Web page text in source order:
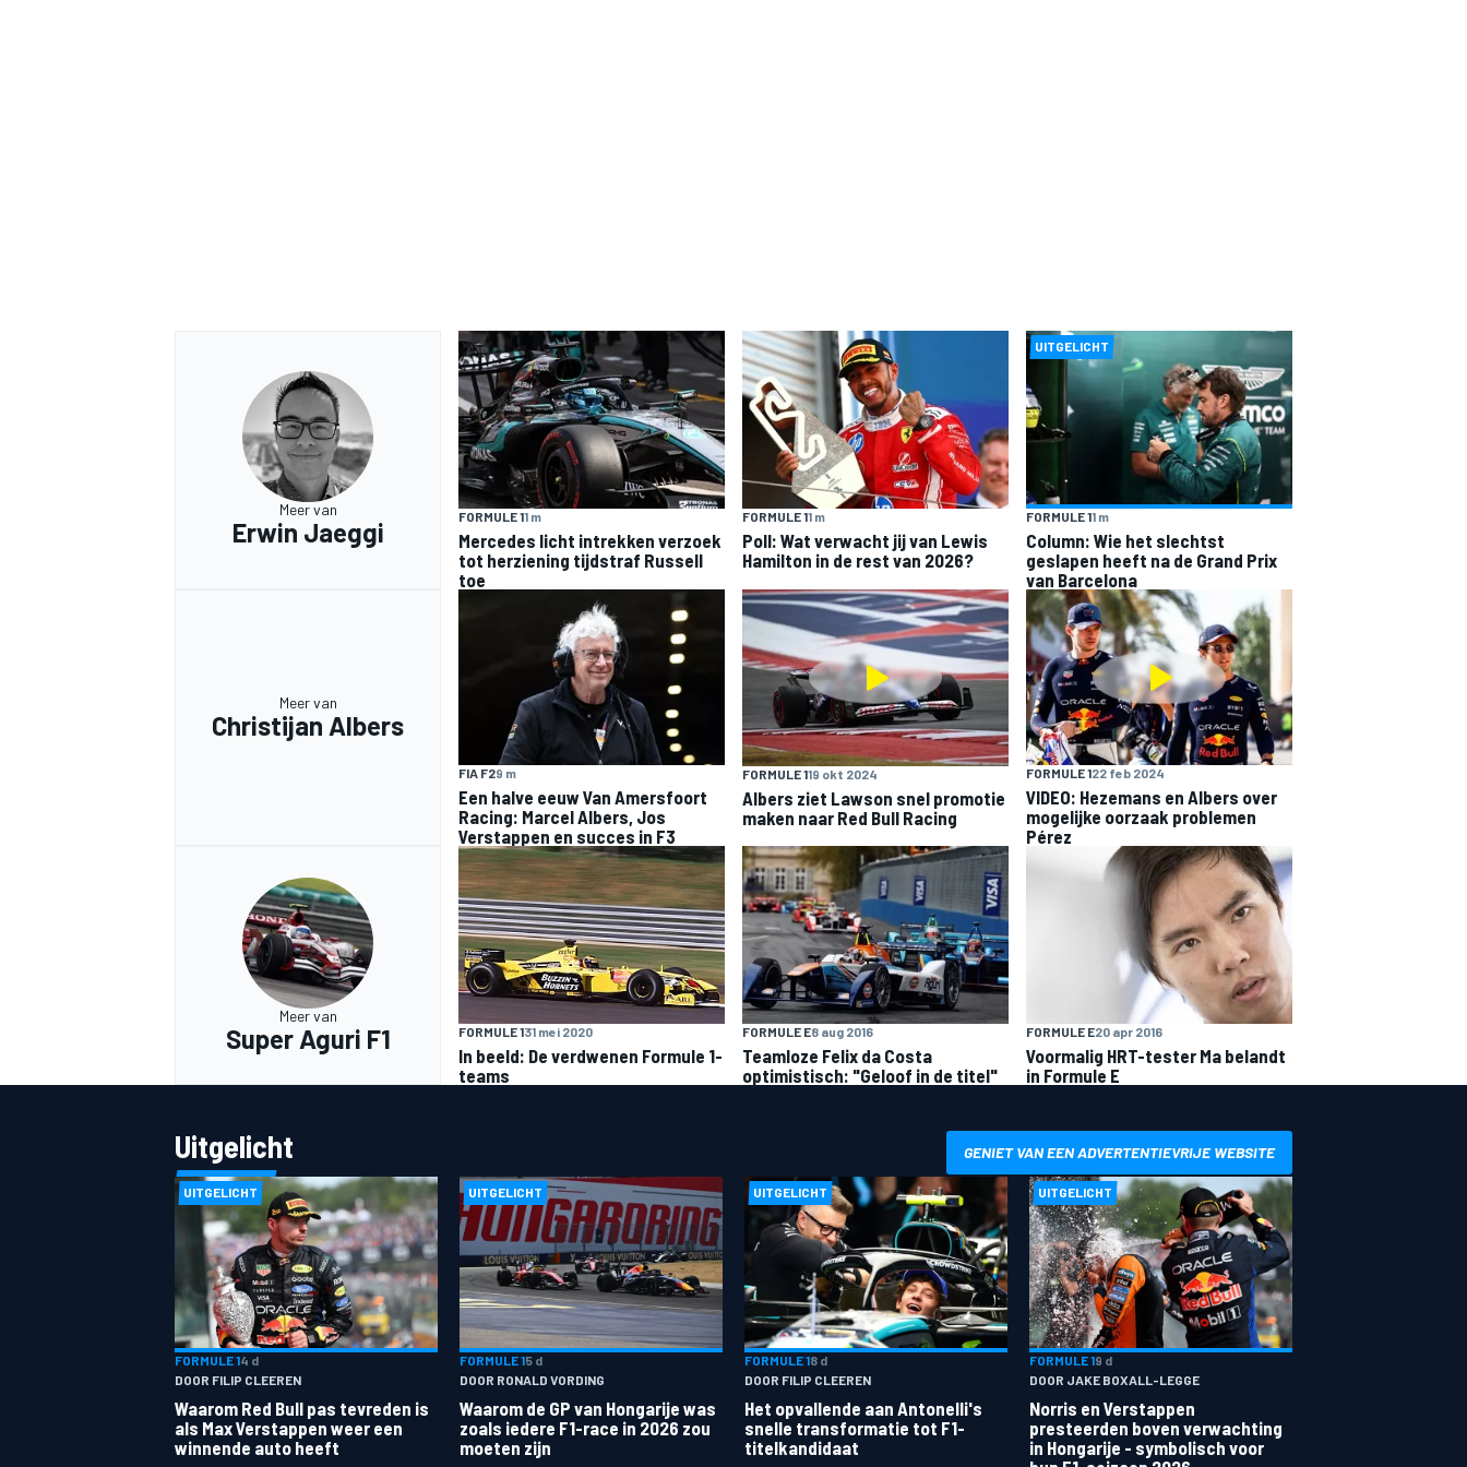
Meer van
Erwin Jaeggi
FORMULE 11 m
Mercedes licht intrekken verzoek
tot herziening tijdstraf Russell
toe
FORMULE 11 m
Poll: Wat verwacht jij van Lewis
Hamilton in de rest van 2026?
UITGELICHT
FORMULE 11 m
Column: Wie het slechtst
geslapen heeft na de Grand Prix
van Barcelona
Meer van
Christijan Albers
FIA F29 m
Een halve eeuw Van Amersfoort
Racing: Marcel Albers, Jos
Verstappen en succes in F3
FORMULE 119 okt 2024
Albers ziet Lawson snel promotie
maken naar Red Bull Racing
FORMULE 122 feb 2024
VIDEO: Hezemans en Albers over
mogelijke oorzaak problemen
Pérez
Meer van
Super Aguri F1 FORMULE 131 mei 2020
In beeld: De verdwenen Formule 1-
teams
FORMULE E8 aug 2016
Teamloze Felix da Costa
optimistisch: "Geloof in de titel"
FORMULE E20 apr 2016
Voormalig HRT-tester Ma belandt
in Formule E
Uitgelicht GENIET VAN EEN ADVERTENTIEVRIJE WEBSITE
UITGELICHT
FORMULE 14 d
DOOR FILIP CLEEREN
Waarom Red Bull pas tevreden is
als Max Verstappen weer een
winnende auto heeft
UITGELICHT
FORMULE 15 d
DOOR RONALD VORDING
Waarom de GP van Hongarije was
zoals iedere F1-race in 2026 zou
moeten zijn
UITGELICHT
FORMULE 18 d
DOOR FILIP CLEEREN
Het opvallende aan Antonelli's
snelle transformatie tot F1-
titelkandidaat
UITGELICHT
FORMULE 19 d
DOOR JAKE BOXALL-LEGGE
Norris en Verstappen
presteerden boven verwachting
in Hongarije - symbolisch voor